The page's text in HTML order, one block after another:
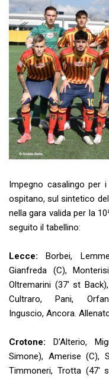
Impegno casalingo per
ospitano, sul sintetico del
nella gara valida per la
seguito il tabellino:
Lecce: Borbei,
Gianfreda (C),
Oltremarini (37' st
Cultraro, Pani,
Inguscio, Ancora.
Crotone: D'Alterio,
Simone), Amerise (C),
Timmoneri, Trotta (47'